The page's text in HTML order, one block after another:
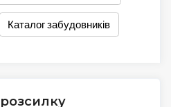
Каталог забудовників